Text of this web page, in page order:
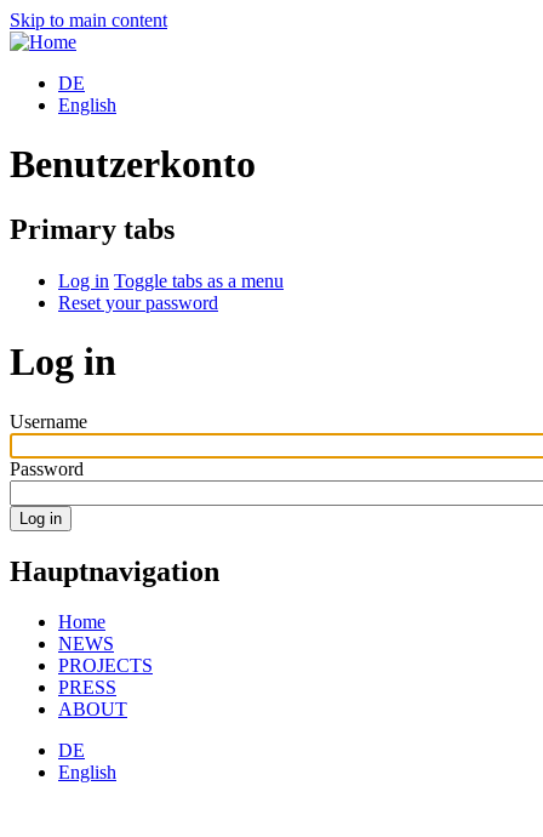
Skip to main content
DE
English
Benutzerkonto
Primary tabs
Log in Toggle tabs as a menu
Reset your password
Log in
Username
Password
Hauptnavigation
Home
NEWS
PROJECTS
PRESS
ABOUT
DE
English